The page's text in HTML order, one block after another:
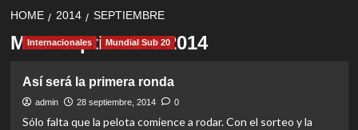
HOME 2014 SEPTIEMBRE
Mes:septiembre 2014
Internacionales Mundial Sub 20
Así será la primera ronda
admin 28 septiembre, 2014 0
Sólo falta que la pelota comience a rodar. Con el sorteo y la